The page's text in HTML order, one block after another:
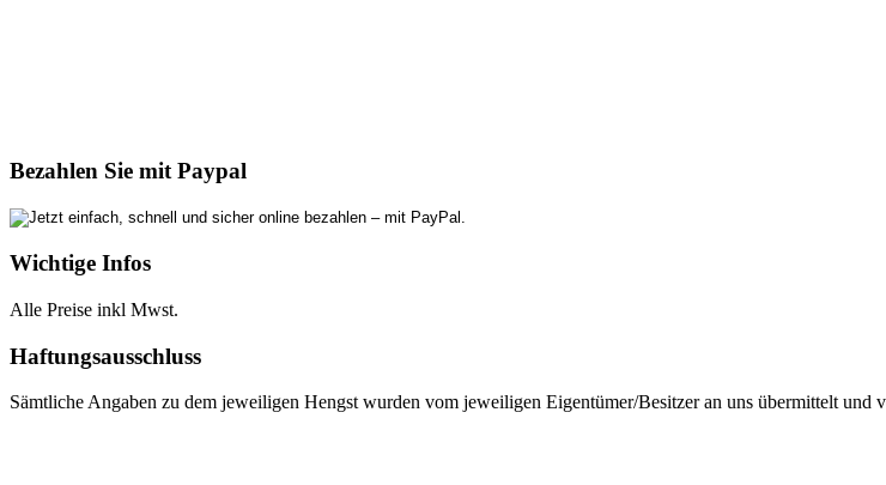
Bezahlen Sie mit Paypal
Wichtige Infos
Alle Preise inkl Mwst.
Haftungsausschluss
Sämtliche Angaben zu dem jeweiligen Hengst wurden vom jeweiligen Eigentümer/Besitzer an uns übermittelt